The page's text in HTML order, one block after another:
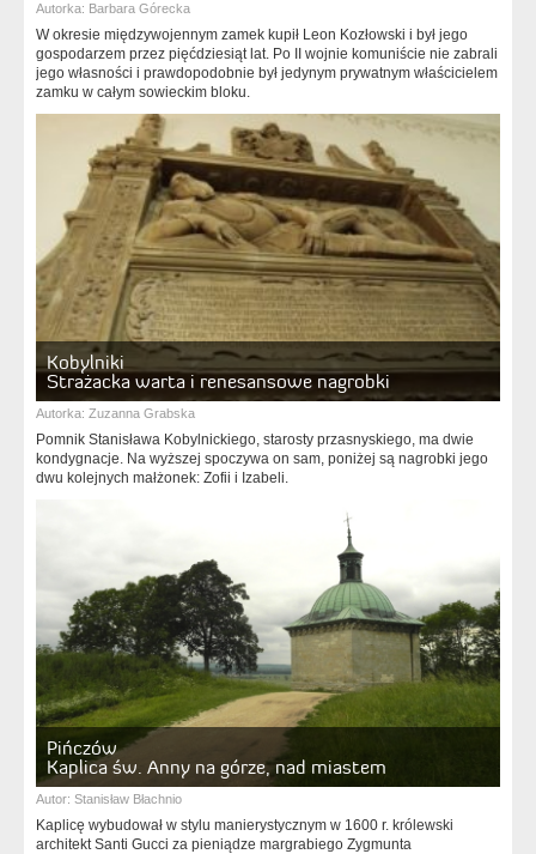
Autorka: Barbara Górecka
W okresie międzywojennym zamek kupił Leon Kozłowski i był jego
gospodarzem przez pięćdziesiąt lat. Po II wojnie komuniście nie zabrali
jego własności i prawdopodobnie był jedynym prywatnym właścicielem
zamku w całym sowieckim bloku.
Kobylniki
Strażacka warta i renesansowe nagrobki
Autorka: Zuzanna Grabska
Pomnik Stanisława Kobylnickiego, starosty przasnyskiego, ma dwie
kondygnacje. Na wyższej spoczywa on sam, poniżej są nagrobki jego
dwu kolejnych małżonek: Zofii i Izabeli.
Pińczów
Kaplica św. Anny na górze, nad miastem
Autor: Stanisław Błachnio
Kaplicę wybudował w stylu manierystycznym w 1600 r. królewski
architekt Santi Gucci za pieniądze margrabiego Zygmunta